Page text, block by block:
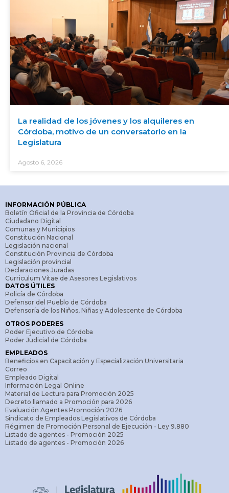
La realidad de los jóvenes y los alquileres en
Córdoba, motivo de un conversatorio en la
Legislatura
Agosto 6, 2026
INFORMACIÓN PÚBLICA
Boletín Oficial de la Provincia de Córdoba
Ciudadano Digital
Comunas y Municipios
Constitución Nacional
Legislación nacional
Constitución Provincia de Córdoba
Legislación provincial
Declaraciones Juradas
Curriculum Vitae de Asesores Legislativos
DATOS ÚTILES
Policía de Córdoba
Defensor del Pueblo de Córdoba
Defensoría de los Niños, Niñas y Adolescente de Córdoba
OTROS PODERES
Poder Ejecutivo de Córdoba
Poder Judicial de Córdoba
EMPLEADOS
Beneficios en Capacitación y Especialización Universitaria
Correo
Empleado Digital
Información Legal Online
Material de Lectura para Promoción 2025
Decreto llamado a Promoción para 2026
Evaluación Agentes Promoción 2026
Sindicato de Empleados Legislativos de Córdoba
Régimen de Promoción Personal de Ejecución - Ley 9.880
Listado de agentes - Promoción 2025
Listado de agentes - Promoción 2026